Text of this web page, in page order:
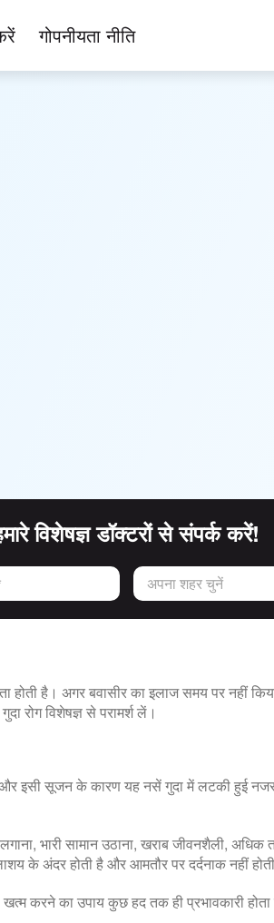
गोपनीयता नीति
विशेषज्ञ डॉक्टरों से संपर्क करें!
अपना शहर चुनें
है। अगर बवासीर का इलाज समय पर नहीं
रोग विशेषज्ञ से परामर्श लें।
और इसी सूजन के कारण यह नसें गुदा में लटकी हुई
भारी सामान उठाना, खराब जीवनशैली,
के अंदर होती है और आमतौर पर दर्दनाक नहीं
करने का उपाय कुछ हद तक ही प्रभावकारी